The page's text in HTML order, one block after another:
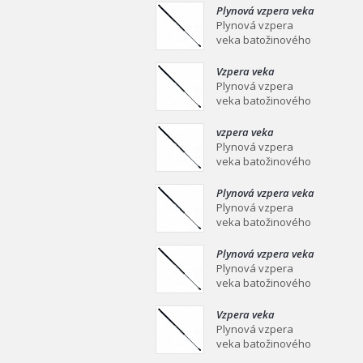
mm Plynová vzpera
veka batožinového
priestoru Ei
Plynová vzpera veka
batožinového
priestoru 639/258
Plynová vzpera
veka batožinového
mm Plynová vzpera
veka batožinového
priestoru Ei
Vzpera veka
batožinového
priestoru 387/139
Plynová vzpera
veka batožinového
mm Plynová vzpera
veka batožinového
priestoru Ei
vzpera veka
batožinového
priestoru 558/253
Plynová vzpera
veka batožinového
mm Plynová vzpera
veka batožinového
priestoru Ei
Plynová vzpera veka
batožinového
priestoru 549/219
Plynová vzpera
veka batožinového
mm Plynová vzpera
veka batožinového
priestoru Ei
Plynová vzpera veka
batožinového
priestoru 467/160
Plynová vzpera
veka batožinového
mm Plynová vzpera
veka batožinového
priestoru Ei
Vzpera veka
batožinového
priestoru 475/180
Plynová vzpera
veka batožinového